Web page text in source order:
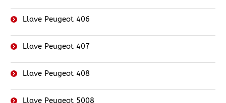
Llave Peugeot 406
Llave Peugeot 407
Llave Peugeot 408
Llave Peugeot 5008